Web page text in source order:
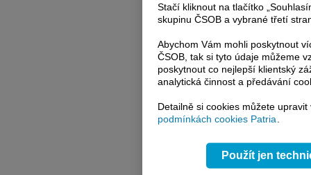
Stačí kliknout na tlačítko
skupinu ČSOB a vybrané třetí
Abychom Vám mohli poskytnout
ČSOB, tak si tyto údaje můžeme
poskytnout co nejlepší klientský
analytická činnost a předávání
Detailně si cookies můžete
podmínkách cookies Patria.
Použít jen